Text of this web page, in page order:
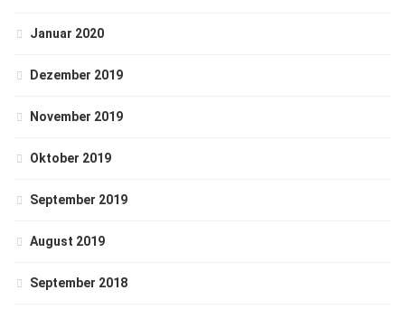
Januar 2020
Dezember 2019
November 2019
Oktober 2019
September 2019
August 2019
September 2018